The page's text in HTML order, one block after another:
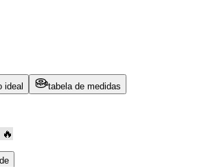
ideal
tabela de medidas